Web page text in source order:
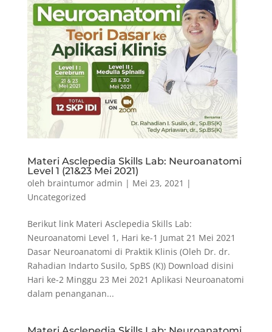
Materi Asclepedia Skills Lab: Neuroanatomi
Level 1 (21&23 Mei 2021)
oleh braintumor admin | Mei 23, 2021 |
Uncategorized
Berikut link Materi Asclepedia Skills Lab:
Neuroanatomi Level 1, Hari ke-1 Jumat 21 Mei 2021
Dasar Neuroanatomi di Praktik Klinis (Oleh Dr. dr.
Rahadian Indarto Susilo, SpBS (K)) Download disini
Hari ke-2 Minggu 23 Mei 2021 Aplikasi Neuroanatomi
dalam penanganan...